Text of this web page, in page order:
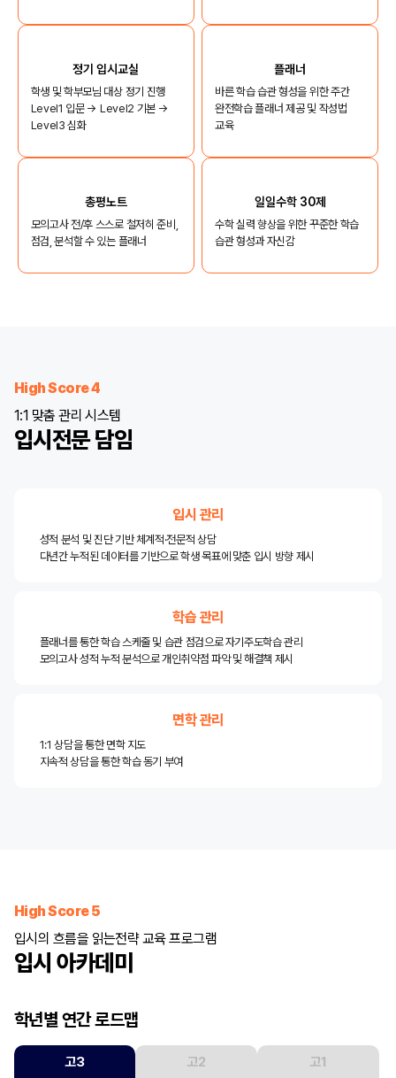
정기 입시교실
학생 및 학부모님 대상 정기 진행
Level1 입문 → Level2 기본 →
Level3 심화
플래너
바른 학습 습관 형성을 위한 주간
완전학습 플래너 제공 및 작성법
교육
총평노트
모의고사 전/후 스스로 철저히 준비,
점검, 분석할 수 있는 플래너
일일수학 30제
수학 실력 향상을 위한 꾸준한 학습
습관 형성과 자신감
High Score 4
1:1 맞춤 관리 시스템
입시전문 담임
입시 관리
성적 분석 및 진단 기반 체계적·전문적 상담
다년간 누적된 데이터를 기반으로 학생 목표에 맞춘 입시 방향 제시
학습 관리
플래너를 통한 학습 스케줄 및 습관 점검으로 자기주도학습 관리
모의고사 성적 누적 분석으로 개인취약점 파악 및 해결책 제시
면학 관리
1:1 상담을 통한 면학 지도
지속적 상담을 통한 학습 동기 부여
High Score 5
입시의 흐름을 읽는전략 교육 프로그램
입시 아카데미
학년별 연간 로드맵
고3 고2 고1